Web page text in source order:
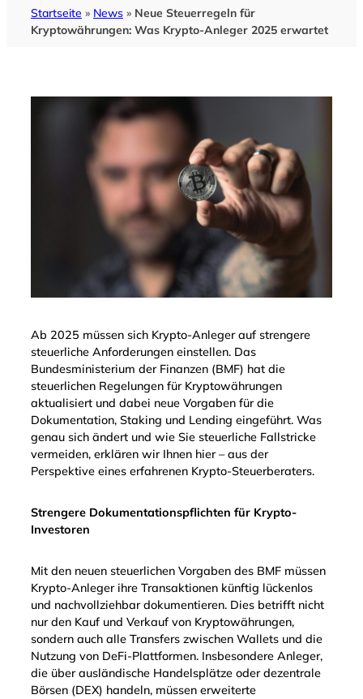
Startseite » News » Neue Steuerregeln für
Kryptowährungen: Was Krypto-Anleger 2025 erwartet
Ab 2025 müssen sich Krypto-Anleger auf strengere
steuerliche Anforderungen einstellen. Das
Bundesministerium der Finanzen (BMF) hat die
steuerlichen Regelungen für Kryptowährungen
aktualisiert und dabei neue Vorgaben für die
Dokumentation, Staking und Lending eingeführt. Was
genau sich ändert und wie Sie steuerliche Fallstricke
vermeiden, erklären wir Ihnen hier – aus der
Perspektive eines erfahrenen Krypto-Steuerberaters.
Strengere Dokumentationspflichten für Krypto-
Investoren
Mit den neuen steuerlichen Vorgaben des BMF müssen
Krypto-Anleger ihre Transaktionen künftig lückenlos
und nachvollziehbar dokumentieren. Dies betrifft nicht
nur den Kauf und Verkauf von Kryptowährungen,
sondern auch alle Transfers zwischen Wallets und die
Nutzung von DeFi-Plattformen. Insbesondere Anleger,
die über ausländische Handelsplätze oder dezentrale
Börsen (DEX) handeln, müssen erweiterte